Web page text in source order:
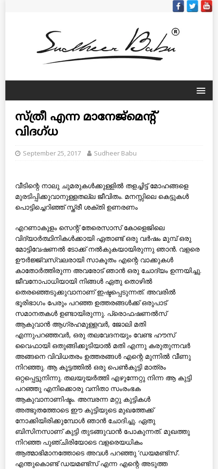
സ്ത്രീ എന്ന മാനേജ്‌മെന്റ്
വിദഗ്ധ
September 25, 2017 Sudheer Babu
വീടിന്റെ നാലു ചുമരുകള്‍ക്കുള്ളില്‍ തളച്ചിട്ട് മോഹങ്ങളെ
മുരടിപ്പിക്കുവാനുള്ളതല്ല ജീവിതം. മനസ്സിലെ കെട്ടുകള്‍
പൊട്ടിച്ചെറിഞ്ഞ് സ്ത്രീ ശക്തി ഉണരണം
എറണാകുളം സെന്റ് തേരെസാസ് കോളെജിലെ
വിദ്യാര്‍ത്ഥിനികള്‍ക്കായി ഏതാണ്ട് ഒരു വര്‍ഷം മുമ്പ് ഒരു
മോട്ടിവേഷണല്‍ ടോക്ക് നല്‍കുകയായിരുന്നു ഞാന്‍. വളരെ
ഊര്‍ജ്ജ്വസ്വലരായി സാകൂതം എന്റെ വാക്കുകള്‍
കാതോര്‍ത്തിരുന്ന അവരോട് ഞാന്‍ ഒരു ചോദ്യം ഉന്നയിച്ചു.
ജീവനോപാധിയായി നിങ്ങള്‍ ഏതു തൊഴില്‍
തെരഞ്ഞെടുക്കുവാനാണ് ഇഷ്ടപ്പെടുന്നത്. അവരില്‍
ഭൂരിഭാഗം പേരും പറഞ്ഞ ഉത്തരങ്ങള്‍ക്ക് ഒരുപാട്
സമാനതകള്‍ ഉണ്ടായിരുന്നു. പ്രൊഫഷണല്‍സ്
ആകുവാന്‍ ആഗ്രഹമുള്ളവര്‍, ജോലി മതി
എന്നുപറഞ്ഞവര്‍, ഒരു തലവേദനയും വേണ്ട ഹൗസ്
വൈഫായി ഒതുങ്ങിക്കൂടിയാല്‍ മതി എന്നു കരുതുന്നവര്‍
അങ്ങനെ വിവിധതരം ഉത്തരങ്ങള്‍ എന്റെ മുന്നില്‍ വീണു
നിറഞ്ഞു. ആ കൂട്ടത്തില്‍ ഒരു പെണ്‍കുട്ടി മാത്രം
ഒറ്റപ്പെട്ടുനിന്നു. തലയുയര്‍ത്തി എഴുന്നേറ്റു നിന്ന ആ കുട്ടി
പറഞ്ഞു എനിക്കൊരു വനിതാ സംരംഭക
ആകുവാനാണിഷ്ടം. അമ്പരന്ന മറ്റു കുട്ടികള്‍
അത്ഭുതത്തോടെ ഈ കുട്ടിയുടെ മുഖത്തേക്ക്
നോക്കിയിരിക്കുമ്പോള്‍ ഞാന്‍ ചോദിച്ചു. ഏതു
ബിസിനസാണ് കുട്ടി തുടങ്ങുവാന്‍ പോകുന്നത്. മുഖത്തു
നിറഞ്ഞ പുഞ്ചിരിയോടെ വളരെയധികം
ആത്മാഭിമാനത്തോടെ അവള്‍ പറഞ്ഞു ‘ഡയമണ്ട്‌സ്’.
എന്തുകൊണ്ട് ഡയമണ്ട്‌സ് എന്ന എന്റെ അടുത്ത